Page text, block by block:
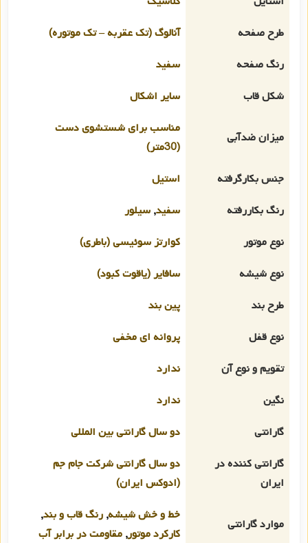
طرح صفحه
آنالوگ (تک عقربه – تک موتوره)
رنگ صفحه
سفید
شکل قاب
سایر اشکال
میزان ضدآبی
مناسب برای شستشوی دست
(30متر)
جنس بکارگرفته
استیل
رنگ بکاررفته
سفید, سیلور
نوع موتور
کوارتز سوئیسی (باطری)
نوع شیشه
سافایر (یاقوت کبود)
طرح بند
پین بند
نوع قفل
پروانه ای مخفی
تقویم و نوع آن
ندارد
نگین
ندارد
گارانتی
دو سال گارانتی بین المللی
گارانتی کننده در
ایران
دو سال گارانتی شرکت جام جم
(ادوکس ایران)
موارد گارانتی
خط و خش شیشه, رنگ قاب و بند,
کارکرد موتور, مقاومت در برابر آب